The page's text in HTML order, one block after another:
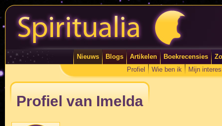
Nieuws Blogs Artikelen Boekrecensies
Profiel
Wie ben ik Mijn
Profiel van Imelda